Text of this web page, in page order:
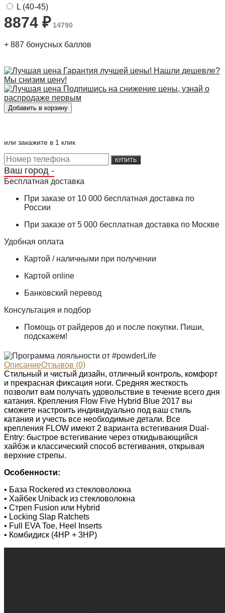
L (40-45)
8874 ₽ 14790
+ 887 бонусных баллов
Гарантия лучшей цены! Нашли дешевле?
Мы снизим цену!
Подпишись на снижение цены, узнай о
распродаже первым
или закажите в 1 клик
КУПИТЬ
Ваш город -
Бесплатная доставка
При заказе от 10 000 бесплатная доставка по
России
При заказе от 5 000 бесплатная доставка по Москве
Удобная оплата
Картой / наличными при получении
Картой online
Банковский перевод
Консультация и подбор
Помощь от райдеров до и после покупки. Пиши,
подскажем!
ОписаниеОтзывов (0)
Стильный и чистый дизайн, отличный контроль, комфорт
и прекрасная фиксация ноги. Средняя жесткость
позволит вам получать удовольствие в течение всего дня
катания. Крепления Flow Five Hybrid Blue 2017 вы
сможете настроить индивидуально под ваш стиль
катания и учесть все необходимые детали. Все
крепления FLOW имеют 2 варианта встегивания Dual-
Entry: быстрое встегивание через откидывающийся
хайбэк и классический способ встегивания, открывая
верхние стрепы.
Особенности:
• База Rockered из стекловолокна
• Хайбек Uniback из стекловолокна
• Стреп Fusion или Hybrid
• Locking Slap Ratchets
• Full EVA Toe, Heel Inserts
• Комбидиск (4HP + 3HP)